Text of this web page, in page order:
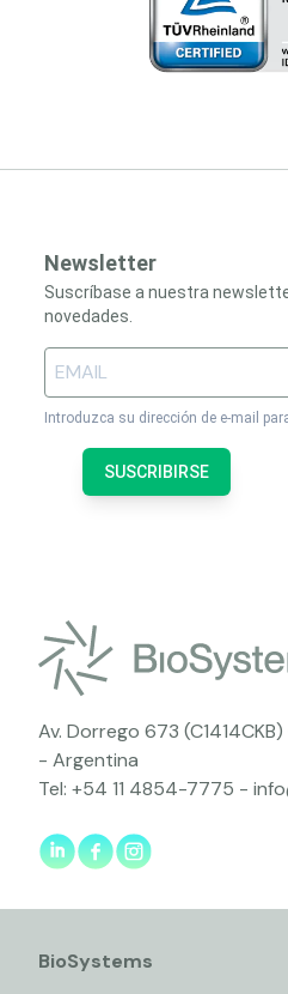
Newsletter
Suscríbase a nuestra
novedades.
Introduzca su dirección de e-mail
SUSCRIBIRSE
Av. Dorrego 673
- Argentina
Tel: +54 11 4854-7775 -
BioSystems